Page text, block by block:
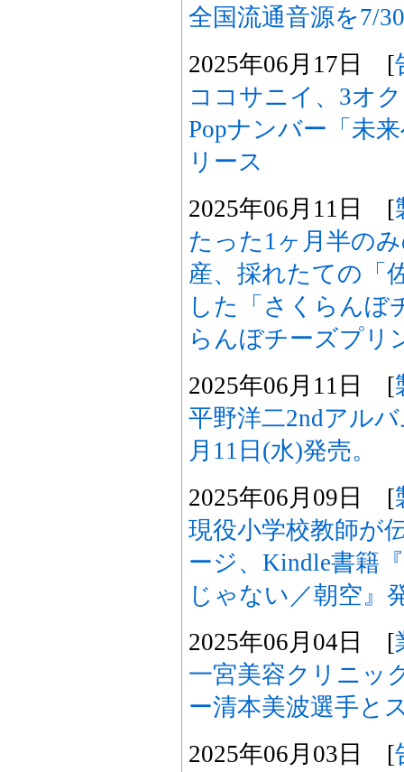
全国流通音源を7/
2025年06月17日 [
ココサニイ、3オ
Popナンバー「未
リース
2025年06月11日 [
たった1ヶ月半の
産、採れたての「
した「さくらんぼ
らんぼチーズプリ
2025年06月11日 [
平野洋二2ndアル
月11日(水)発売。
2025年06月09日 [
現役小学校教師が
ージ、Kindle書籍
じゃない／朝空』
2025年06月04日 [
一宮美容クリニッ
ー清本美波選手と
2025年06月03日 [